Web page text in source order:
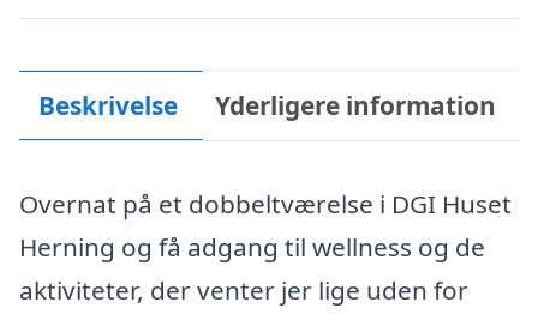
Beskrivelse Yderligere information
Overnat på et dobbeltværelse i DGI Huset
Herning og få adgang til wellness og de
aktiviteter, der venter jer lige uden for